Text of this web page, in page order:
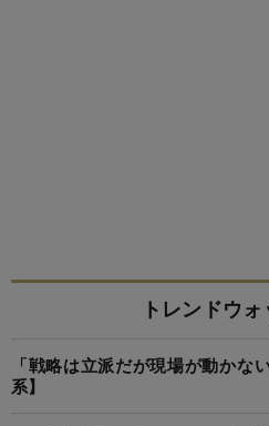
トレンドウ
「戦略は立派だが現場が動かな
系】